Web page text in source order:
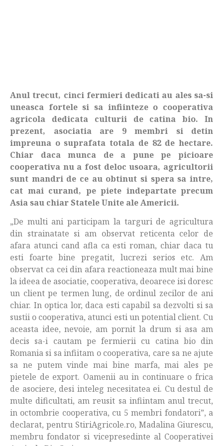
Anul trecut, cinci fermieri dedicati au ales sa-si
uneasca fortele si sa infiinteze o cooperativa
agricola dedicata culturii de catina bio. In
prezent, asociatia are 9 membri si detin
impreuna o suprafata totala de 82 de hectare.
Chiar daca munca de a pune pe picioare
cooperativa nu a fost deloc usoara, agricultorii
sunt mandri de ce au obtinut si spera sa intre,
cat mai curand, pe piete indepartate precum
Asia sau chiar Statele Unite ale Americii.
„De multi ani participam la targuri de agricultura
din strainatate si am observat reticenta celor de
afara atunci cand afla ca esti roman, chiar daca tu
esti foarte bine pregatit, lucrezi serios etc. Am
observat ca cei din afara reactioneaza mult mai bine
la ideea de asociatie, cooperativa, deoarece isi doresc
un client pe termen lung, de ordinul zecilor de ani
chiar. In optica lor, daca esti capabil sa dezvolti si sa
sustii o cooperativa, atunci esti un potential client. Cu
aceasta idee, nevoie, am pornit la drum si asa am
decis sa-i cautam pe fermierii cu catina bio din
Romania si sa infiitam o cooperativa, care sa ne ajute
sa ne putem vinde mai bine marfa, mai ales pe
pietele de export. Oamenii au in continuare o frica
de asociere, desi inteleg necesitatea ei. Cu destul de
multe dificultati, am reusit sa infiintam anul trecut,
in octombrie cooperativa, cu 5 membri fondatori”, a
declarat, pentru StiriAgricole.ro, Madalina Giurescu,
membru fondator si vicepresedinte al Cooperativei